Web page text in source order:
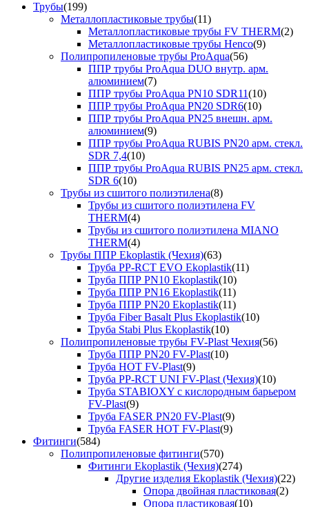
Трубы(199)
Металлопластиковые трубы(11)
Металлопластиковые трубы FV THERM(2)
Металлопластиковые трубы Henco(9)
Полипропиленовые трубы ProAqua(56)
ППР трубы ProAqua DUO внутр. арм.
алюминием(7)
ППР трубы ProAqua PN10 SDR11(10)
ППР трубы ProAqua PN20 SDR6(10)
ППР трубы ProAqua PN25 внешн. арм.
алюминием(9)
ППР трубы ProAqua RUBIS PN20 арм. стекл.
SDR 7,4(10)
ППР трубы ProAqua RUBIS PN25 арм. стекл.
SDR 6(10)
Трубы из сшитого полиэтилена(8)
Трубы из сшитого полиэтилена FV
THERM(4)
Трубы из сшитого полиэтилена MIANO
THERM(4)
Трубы ППР Ekoplastik (Чехия)(63)
Труба PP-RCT EVO Ekoplastik(11)
Труба ППР PN10 Ekoplastik(10)
Труба ППР PN16 Ekoplastik(11)
Труба ППР PN20 Ekoplastik(11)
Труба Fiber Basalt Plus Ekoplastik(10)
Труба Stabi Plus Ekoplastik(10)
Полипропиленовые трубы FV-Plast Чехия(56)
Труба ППР PN20 FV-Plast(10)
Труба HOT FV-Plast(9)
Труба PP-RCT UNI FV-Plast (Чехия)(10)
Труба STABIOXY с кислородным барьером
FV-Plast(9)
Труба FASER PN20 FV-Plast(9)
Труба FASER HOT FV-Plast(9)
Фитинги(584)
Полипропиленовые фитинги(570)
Фитинги Ekoplastik (Чехия)(274)
Другие изделия Ekoplastik (Чехия)(22)
Опора двойная пластиковая(2)
Опора пластиковая(10)